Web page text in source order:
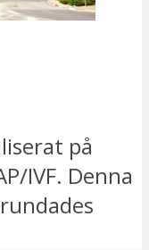
på
IVF. Denna